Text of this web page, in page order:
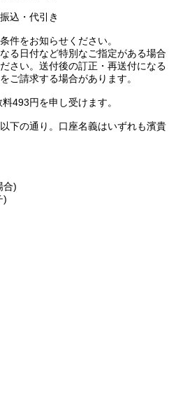
込・代引き
件をお知らせください。
る日付など特別なご指定がある場合
さい。送付後の訂正・再送付になる
ご請求する場合があります。
493円を申し受けます。
下の通り。口座名義はいずれも濱貴
合)
)